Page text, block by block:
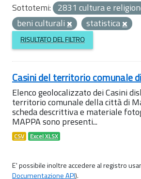
Sottotemi: 2831 cultura e
beni culturali
statistica
RISULTATO DEL FILTRO
Casini del territorio comunale
Elenco geolocalizzato dei Casini
territorio comunale della città di
scheda descrittiva e materiale
MAPPA sono presenti...
CSV Excel XLSX
E' possibile inoltre accedere al registro
Documentazione API).